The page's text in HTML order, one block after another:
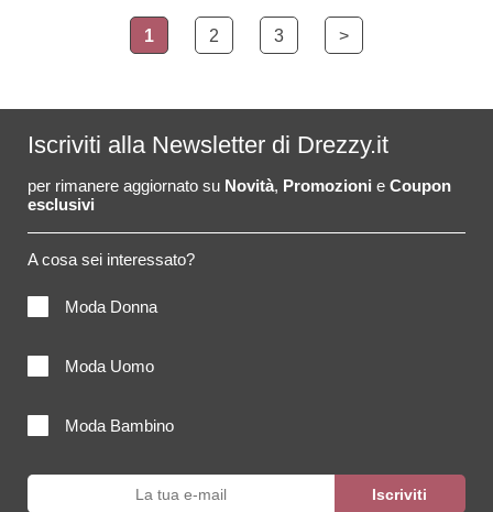
1 2 3 >
Iscriviti alla Newsletter di Drezzy.it
per rimanere aggiornato su Novità, Promozioni e Coupon
esclusivi
A cosa sei interessato?
Moda Donna
Moda Uomo
Moda Bambino